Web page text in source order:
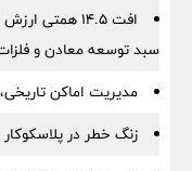
افت ۱۴.۵
سبد توسعه معادن و
مدیریت اماکن
زنگ خطر در پلاسکوکار